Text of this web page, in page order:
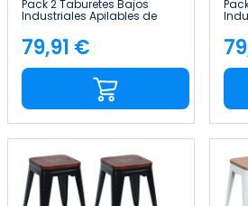
Pack 2 Taburetes Bajos
Industriales Apilables de
Acero y Madera
38x38x46cm Thinia Home
Precio
79,91 €